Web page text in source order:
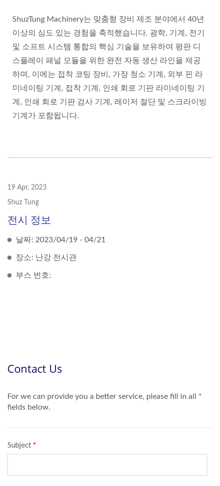
ShuzTung Machinery는 맞춤형 장비 제조 분야에서 40년
이상의 심도 있는 경험을 축적했습니다. 광학, 기계, 전기
및 소프트 시스템 통합의 핵심 기술을 보유하여 평판 디
스플레이 패널 모듈을 위한 완전 자동 생산 라인을 제공
하며, 이에는 접착 코팅 장비, 가장 청소 기계, 외부 핀 라
미네이팅 기계, 접착 기계, 인쇄 회로 기판 라미네이팅 기
계, 인쇄 회로 기판 검사 기계, 레이저 절단 및 스크라이빙
기계가 포함됩니다.
19 Apr, 2023
Shuz Tung
전시 정보
날짜: 2023/04/19 - 04/21
장소: 난강 전시관
부스 번호: